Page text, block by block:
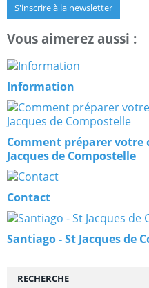
S'inscrire à la newsletter
Vous aimerez aussi :
Information
Comment préparer votre
Jacques de Compostelle
Contact
Santiago - St Jacques de
RECHERCHE